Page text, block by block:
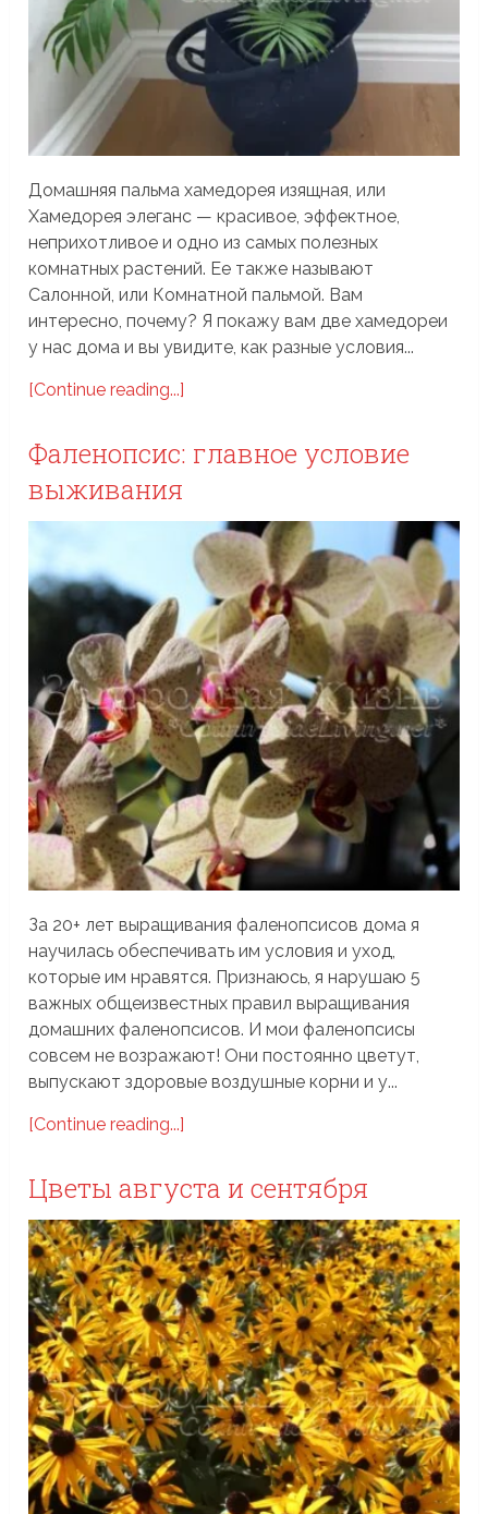
Домашняя пальма хамедорея изящная, или
Хамедорея элеганс — красивое, эффектное,
неприхотливое и одно из самых полезных
комнатных растений. Ее также называют
Салонной, или Комнатной пальмой. Вам
интересно, почему? Я покажу вам две хамедореи
у нас дома и вы увидите, как разные условия...
[Continue reading...]
Фаленопсис: главное условие
выживания
За 20+ лет выращивания фаленопсисов дома я
научилась обеспечивать им условия и уход,
которые им нравятся. Признаюсь, я нарушаю 5
важных общеизвестных правил выращивания
домашних фаленопсисов. И мои фаленопсисы
совсем не возражают! Они постоянно цветут,
выпускают здоровые воздушные корни и у...
[Continue reading...]
Цветы августа и сентября